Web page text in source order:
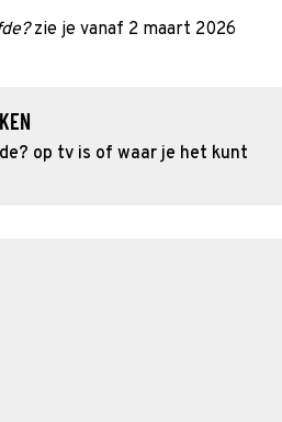
zie je vanaf 2 maart 2026
op tv is of waar je het kunt